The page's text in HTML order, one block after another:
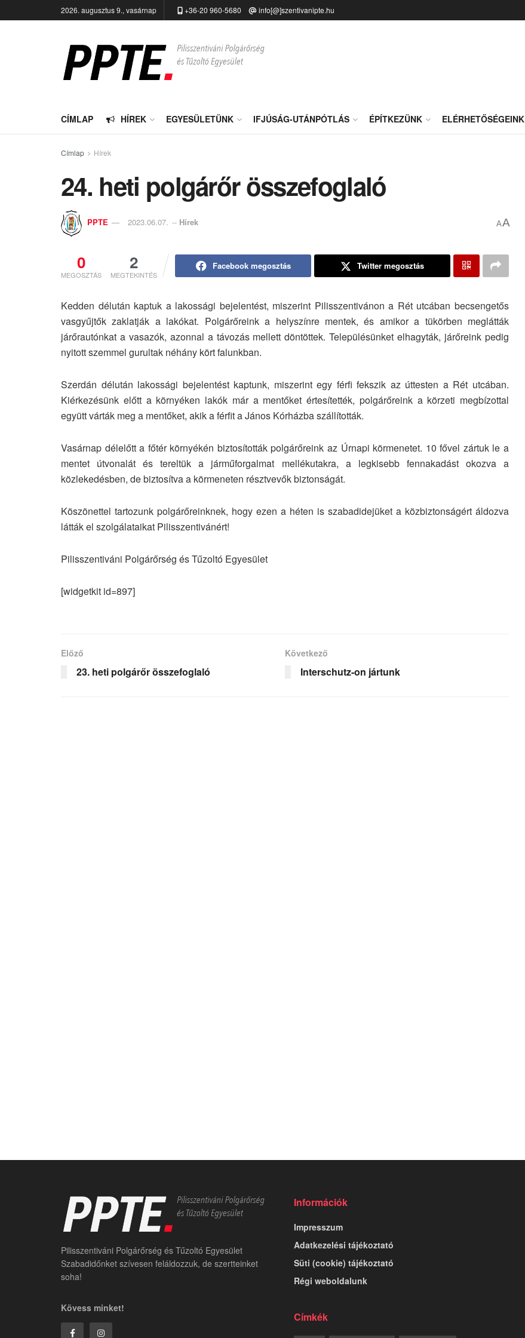
2026. augusztus 9., vasárnap +36-20 960-5680 info[@]szentivanipte.hu
CÍMLAP HÍREK EGYESÜLETÜNK IFJÚSÁG-UTÁNPÓTLÁS ÉPÍTKEZÜNK ELÉRHETŐSÉGEINK
Címlap Hírek
24. heti polgárőr összefoglaló
PPTE 2023.06.07. -- Hírek AA
0
MEGOSZTÁS
2
MEGTEKINTÉS
Facebook megosztás Twitter megosztás
Kedden délután kaptuk a lakossági bejelentést, miszerint Pilisszentivánon a Rét utcában becsengetős
vasgyűjtők zaklatják a lakókat. Polgárőreink a helyszínre mentek, és amikor a tükörben meglátták
járőrautónkat a vasazók, azonnal a távozás mellett döntöttek. Településünket elhagyták, járőreink pedig
nyitott szemmel gurultak néhány kört falunkban.
Szerdán délután lakossági bejelentést kaptunk, miszerint egy férfi fekszik az úttesten a Rét utcában.
Kiérkezésünk előtt a környéken lakók már a mentőket értesítették, polgárőreink a körzeti megbízottal
együtt várták meg a mentőket, akik a férfit a János Kórházba szállították.
Vasárnap délelőtt a főtér környékén biztosították polgárőreink az Úrnapi körmenetet. 10 fővel zártuk le a
mentet útvonalát és tereltük a járműforgalmat mellékutakra, a legkisebb fennakadást okozva a
közlekedésben, de biztosítva a körmeneten résztvevők biztonságát.
Köszönettel tartozunk polgárőreinknek, hogy ezen a héten is szabadidejüket a közbiztonságért áldozva
látták el szolgálataikat Pilisszentivánért!
Pilisszentiváni Polgárőrség és Tűzoltó Egyesület
[widgetkit id=897]
Előző
23. heti polgárőr összefoglaló
Következő
Interschutz-on jártunk
Pilisszentiváni Polgárőrség és Tűzoltó Egyesület
Szabadidőnket szívesen feláldozzuk, de szertteinket
soha!
Kövess minket!
Információk
Impresszum
Adatkezelési tájékoztató
Süti (cookie) tájékoztató
Régi weboldalunk
Címkék